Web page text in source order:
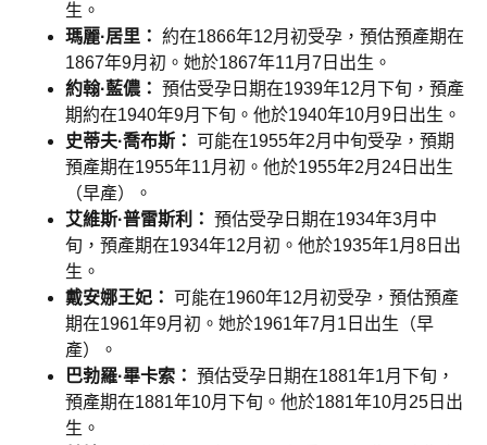
生。
瑪麗·居里： 約在1866年12月初受孕，預估預產期在
1867年9月初。她於1867年11月7日出生。
約翰·藍儂： 預估受孕日期在1939年12月下旬，預產
期約在1940年9月下旬。他於1940年10月9日出生。
史蒂夫·喬布斯： 可能在1955年2月中旬受孕，預期
預產期在1955年11月初。他於1955年2月24日出生
（早產）。
艾維斯·普雷斯利： 預估受孕日期在1934年3月中
旬，預產期在1934年12月初。他於1935年1月8日出
生。
戴安娜王妃： 可能在1960年12月初受孕，預估預產
期在1961年9月初。她於1961年7月1日出生（早
產）。
巴勃羅·畢卡索： 預估受孕日期在1881年1月下旬，
預產期在1881年10月下旬。他於1881年10月25日出
生。